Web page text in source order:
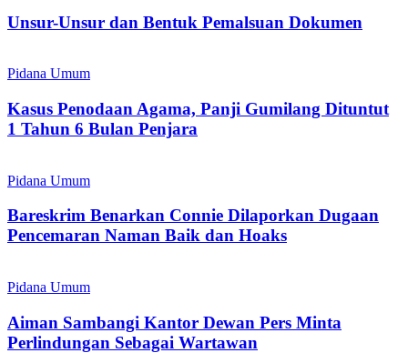
Unsur-Unsur dan Bentuk Pemalsuan Dokumen
Pidana Umum
Kasus Penodaan Agama, Panji Gumilang Dituntut
1 Tahun 6 Bulan Penjara
Pidana Umum
Bareskrim Benarkan Connie Dilaporkan Dugaan
Pencemaran Naman Baik dan Hoaks
Pidana Umum
Aiman Sambangi Kantor Dewan Pers Minta
Perlindungan Sebagai Wartawan